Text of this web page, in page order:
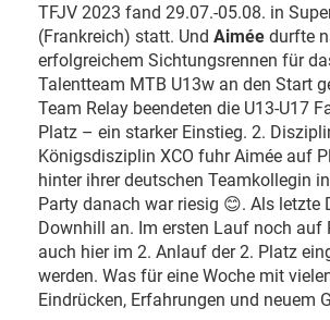
TFJV 2023 fand 29.07.-05.08. in
(Frankreich) statt. Und Aimée durfte
erfolgreichem Sichtungsrennen für
Talentteam MTB U13w an den Start
Team Relay beendeten die U13-U17
Platz – ein starker Einstieg. 2.
Königsdisziplin XCO fuhr Aimée auf
hinter ihrer deutschen Teamkollegin
Party danach war riesig 😊. Als letzte
Downhill an. Im ersten Lauf noch auf
auch hier im 2. Anlauf der 2. Platz
werden. Was für eine Woche mit
Eindrücken, Erfahrungen und neuem